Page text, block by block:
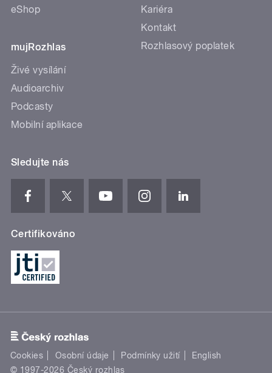
eShop
mujRozhlas
Živé vysílání
Audioarchiv
Podcasty
Mobilní aplikace
Kariéra
Kontakt
Rozhlasový poplatek
Sledujte nás
Certifikováno
Cookies Osobní údaje Podmínky užití
English
© 1997-2026 Český rozhlas